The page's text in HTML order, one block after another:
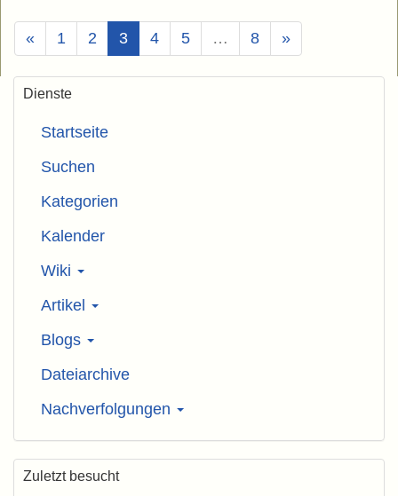
« 1 2 3(Aktuell)
4 5 … 8 »
Dienste
Startseite
Suchen
Kategorien
Kalender
Wiki
Artikel
Blogs
Dateiarchive
Nachverfolgungen
Zuletzt besucht